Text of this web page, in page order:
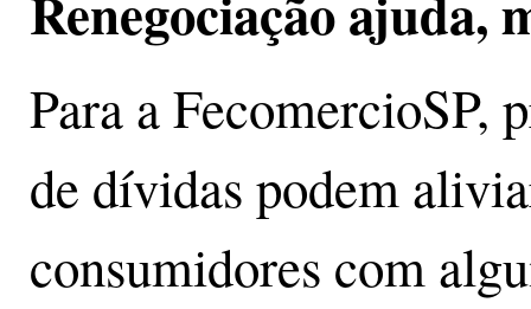
Para a FecomercioSP,
de dívidas podem
consumidores com